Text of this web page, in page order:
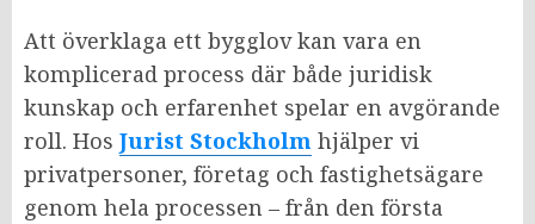
Att överklaga ett bygglov kan vara en
komplicerad process där både juridisk
kunskap och erfarenhet spelar en avgörande
roll. Hos Jurist Stockholm hjälper vi
privatpersoner, företag och fastighetsägare
genom hela processen – från den första